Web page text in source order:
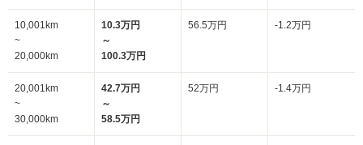
10,001km
~
20,000km
10.3万円
～
100.3万円
56.5万円 -1.2万円
20,001km
~
30,000km
42.7万円
～
58.5万円
52万円 -1.4万円